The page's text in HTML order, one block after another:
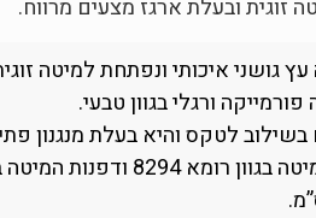
זוגית ובעלת ארגז מצעים מרווח.
גושני איכותי ונפתחת למיטה
ורגלי בגוון טבעי.
לטקס והיא בעלת מנגנון